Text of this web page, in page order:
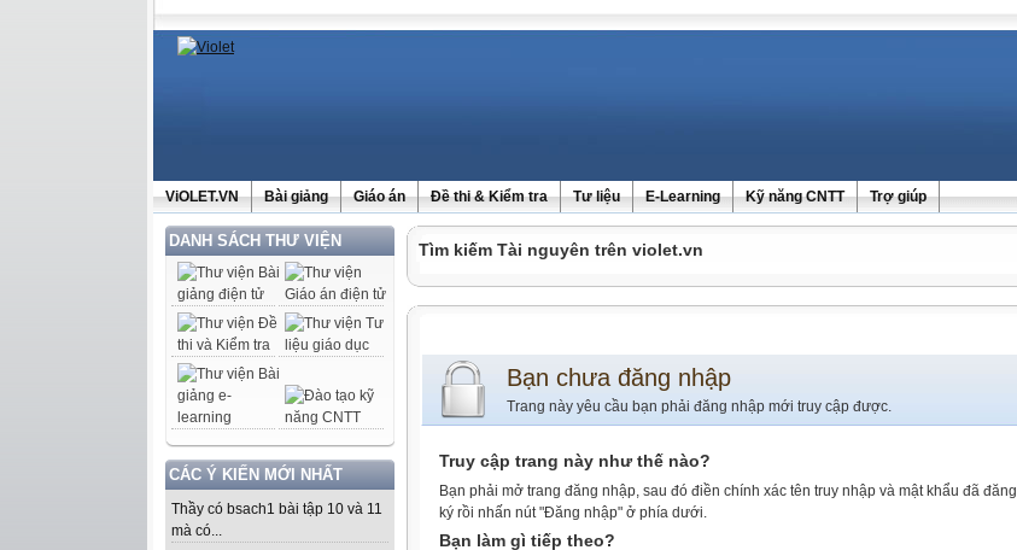
ViOLET.VN Bài giảng Giáo án Đề thi & Kiểm tra Tư liệu E-Learning Kỹ năng CNTT Trợ giúp
DANH SÁCH THƯ VIỆN
CÁC Ý KIẾN MỚI NHẤT
Thầy có bsach1 bài tập 10 và 11
mà có...
Tìm kiếm Tài nguyên trên violet.vn
Bạn chưa đăng nhập
Trang này yêu cầu bạn phải đăng nhập mới truy cập được.
Truy cập trang này như thế nào?
Bạn phải mở trang đăng nhập, sau đó điền chính xác tên truy nhập và mật khẩu đã đăng
ký rồi nhấn nút "Đăng nhập" ở phía dưới.
Bạn làm gì tiếp theo?